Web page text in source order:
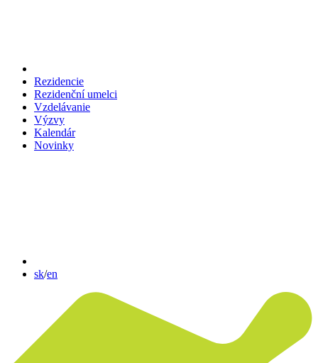
Rezidencie
Rezidenční umelci
Vzdelávanie
Výzvy
Kalendár
Novinky
sk/en